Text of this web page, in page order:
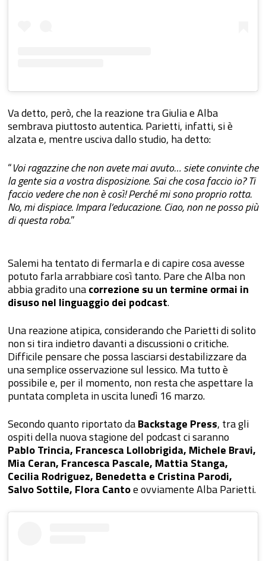
Va detto, però, che la reazione tra Giulia e Alba
sembrava piuttosto autentica. Parietti, infatti, si è
alzata e, mentre usciva dallo studio, ha detto:
“Voi ragazzine che non avete mai avuto… siete convinte che
la gente sia a vostra disposizione. Sai che cosa faccio io? Ti
faccio vedere che non è così! Perché mi sono proprio rotta.
No, mi dispiace. Impara l’educazione. Ciao, non ne posso più
di questa roba.”
Salemi ha tentato di fermarla e di capire cosa avesse
potuto farla arrabbiare così tanto. Pare che Alba non
abbia gradito unacorrezione su un termine ormai in
disuso nel linguaggio dei podcast.
Una reazione atipica, considerando che Parietti di solito
non si tira indietro davanti a discussioni o critiche.
Difficile pensare che possa lasciarsi destabilizzare da
una semplice osservazione sul lessico. Ma tutto è
possibile e, per il momento, non resta che aspettare la
puntata completa in uscita lunedì 16 marzo.
Secondo quanto riportato daBackstage Press, tra gli
ospiti della nuova stagione del podcast ci saranno
Pablo Trincia, Francesca Lollobrigida, Michele Bravi,
Mia Ceran, Francesca Pascale, Mattia Stanga,
Cecilia Rodriguez, Benedetta e Cristina Parodi,
Salvo Sottile, Flora Cantoe ovviamente Alba Parietti.